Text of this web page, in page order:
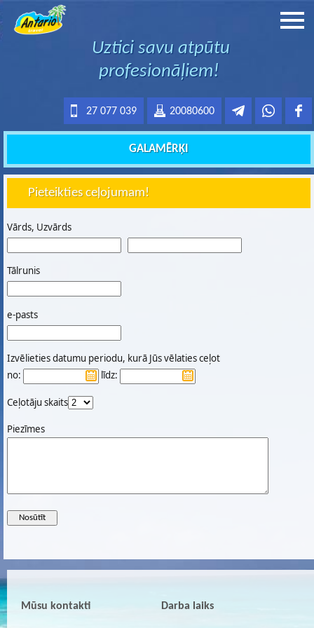
Uztici savu atpūtu
profesionāļiem!
20080600
27 077 039
GALAMĒRĶI
Pieteikties ceļojumam!
Vārds, Uzvārds
Tālrunis
e-pasts
Izvēlieties datumu periodu, kurā Jūs vēlaties ceļot
no:
līdz:
Ceļotāju skaits
Piezīmes
Mūsu kontakti Darba laiks